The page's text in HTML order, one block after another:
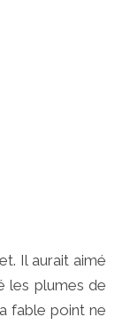
Il aurait aimé
les plumes de
fable point ne